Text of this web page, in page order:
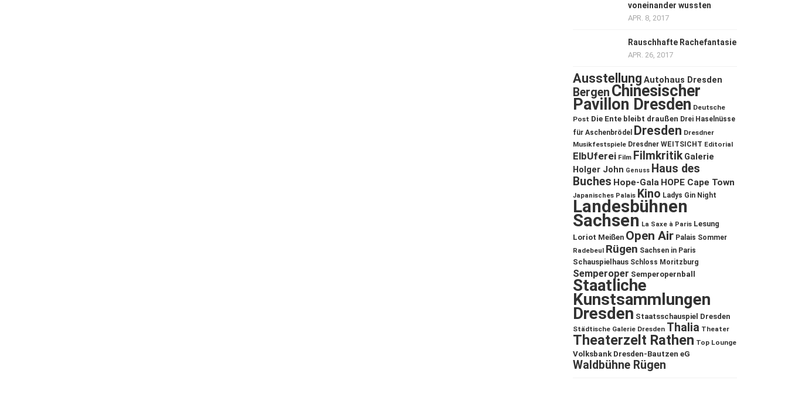
voneinander wussten
APR. 8, 2017
Rauschhafte Rachefantasie
APR. 26, 2017
Ausstellung Autohaus Dresden
Bergen Chinesischer
Pavillon Dresden Deutsche
Post Die Ente bleibt draußen Drei Haselnüsse
für Aschenbrödel
Dresden Dresdner
Musikfestspiele Dresdner WEITSICHT Editorial
ElbUferei Film Filmkritik Galerie
Holger John Genuss Haus des
Buches Hope-Gala HOPE Cape Town
Japanisches Palais Kino Ladys Gin Night
Landesbühnen
Sachsen La Saxe à Paris Lesung
Loriot Meißen Open Air Palais Sommer
Radebeul Rügen Sachsen in Paris
Schauspielhaus Schloss Moritzburg
Semperoper Semperopernball
Staatliche
Kunstsammlungen
Dresden Staatsschauspiel Dresden
Städtische Galerie Dresden Thalia Theater
Theaterzelt Rathen Top Lounge
Volksbank Dresden-Bautzen eG
Waldbühne Rügen